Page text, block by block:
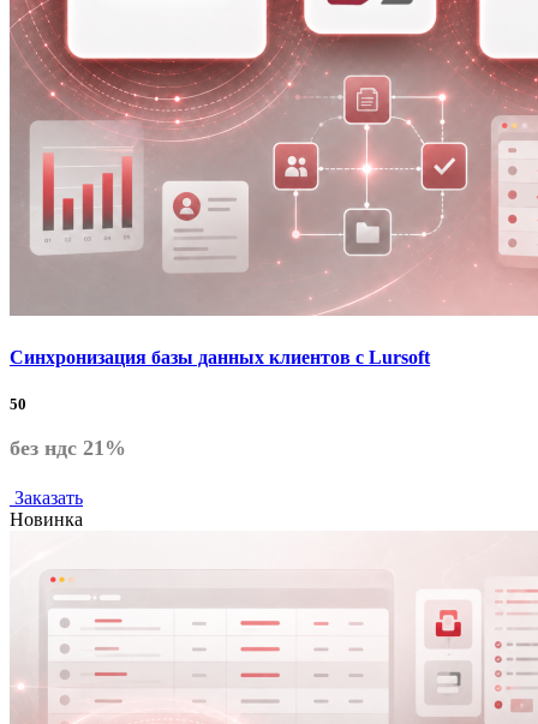
Синхронизация базы данных клиентов с Lursoft
50
без ндс 21%
Заказать
Новинка